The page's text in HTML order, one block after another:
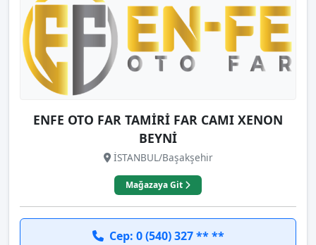
ENFE OTO FAR TAMİRİ FAR CAMI XENON
BEYNİ
İSTANBUL/Başakşehir
Mağazaya Git
Cep: 0 (540) 327 ** **